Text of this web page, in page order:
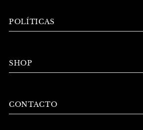
POLÍTICAS
SHOP
CONTACTO